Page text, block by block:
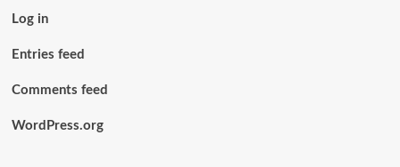
Log in
Entries feed
Comments feed
WordPress.org